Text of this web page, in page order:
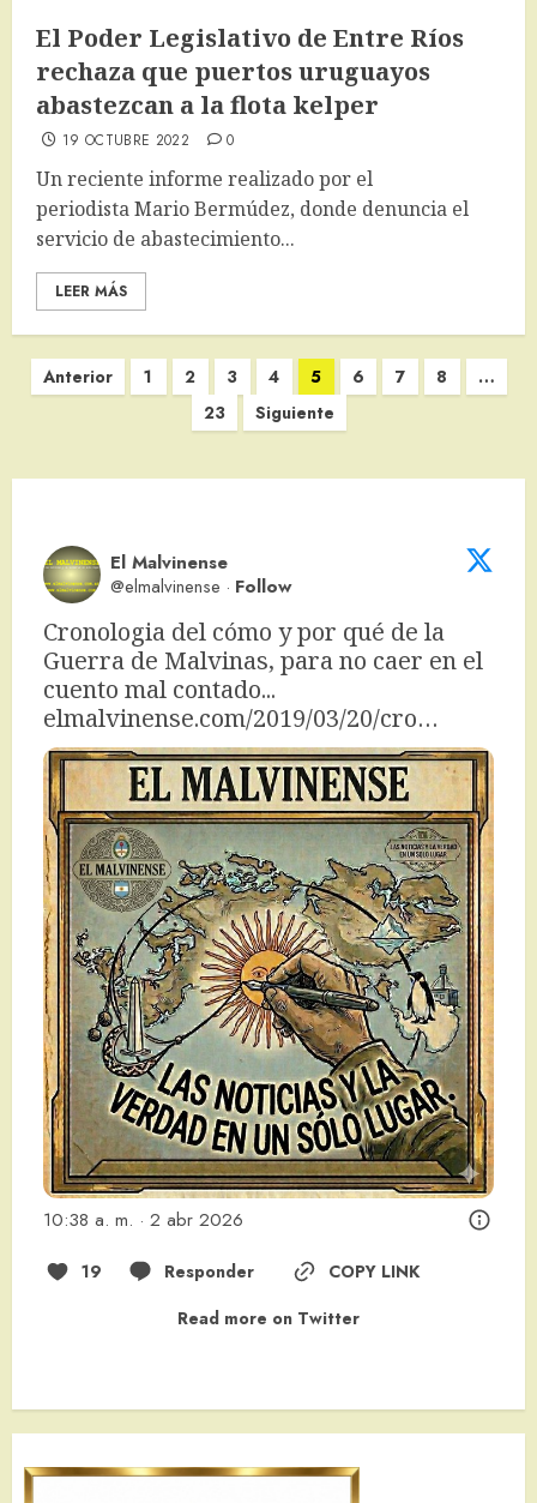
El Poder Legislativo de Entre Ríos
rechaza que puertos uruguayos
abastezcan a la flota kelper
19 OCTUBRE 2022 0
Un reciente informe realizado por el
periodista Mario Bermúdez, donde denuncia el
servicio de abastecimiento...
LEER MÁS
Paginación
Anterior 1 2 3 4 5 6 7 8
…
23
Siguiente
El Malvinense
@elmalvinense · Follow
Cronologia del cómo y por qué de la
Guerra de Malvinas, para no caer en el
elmalvinense.com/2019/03/20/cro…
10:38 a. m. · 2 abr 2026
19 Responder
COPY LINK
Read more on Twitter